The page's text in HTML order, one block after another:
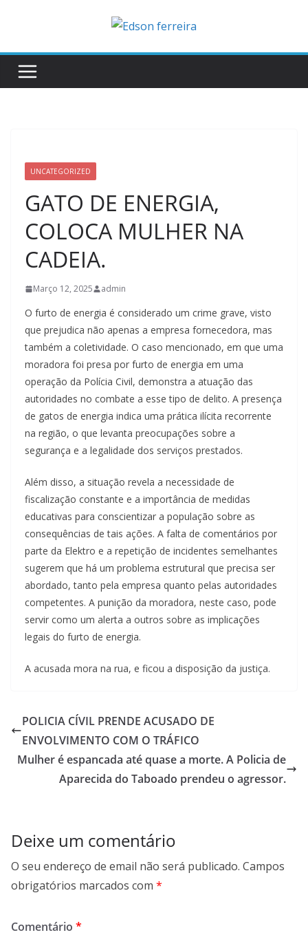
UNCATEGORIZED
GATO DE ENERGIA,
COLOCA MULHER NA
CADEIA.
Março 12, 2025 admin
O furto de energia é considerado um crime grave, visto
que prejudica não apenas a empresa fornecedora, mas
também a coletividade. O caso mencionado, em que uma
moradora foi presa por furto de energia em uma
operação da Polícia Civil, demonstra a atuação das
autoridades no combate a esse tipo de delito. A presença
de gatos de energia indica uma prática ilícita recorrente
na região, o que levanta preocupações sobre a
segurança e a legalidade dos serviços prestados.
Além disso, a situação revela a necessidade de
fiscalização constante e a importância de medidas
educativas para conscientizar a população sobre as
consequências de tais ações. A falta de comentários por
parte da Elektro e a repetição de incidentes semelhantes
sugerem que há um problema estrutural que precisa ser
abordado, tanto pela empresa quanto pelas autoridades
competentes. A punição da moradora, neste caso, pode
servir como um alerta a outros sobre as implicações
legais do furto de energia.
A acusada mora na rua, e ficou a disposição da justiça.
POLICIA CÍVIL PRENDE ACUSADO DE
ENVOLVIMENTO COM O TRÁFICO
Mulher é espancada até quase a morte. A Policia de
Aparecida do Taboado prendeu o agressor.
Deixe um comentário
O seu endereço de email não será publicado. Campos
obrigatórios marcados com *
Comentário *